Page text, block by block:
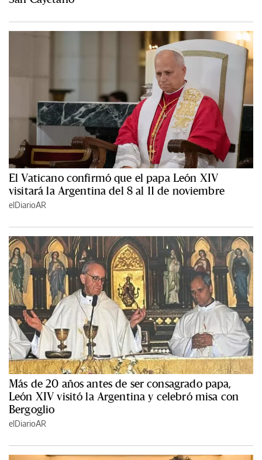
El Vaticano confirmó que el papa León XIV
visitará la Argentina del 8 al 11 de noviembre
elDiarioAR
Más de 20 años antes de ser consagrado papa,
León XIV visitó la Argentina y celebró misa con
Bergoglio
elDiarioAR